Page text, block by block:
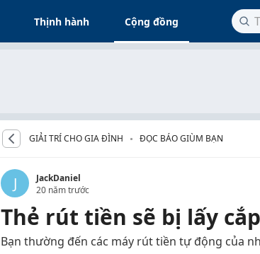
Thịnh hành Cộng đồng
GIẢI TRÍ CHO GIA ĐÌNH ĐỌC BÁO GIÙM BẠN
J
JackDaniel
20 năm trước
Thẻ rút tiền sẽ bị lấy
Bạn thường đến các máy rút tiền tự động của